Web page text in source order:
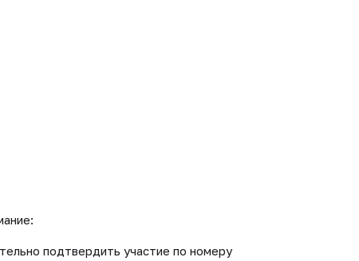
подтвердить участие по номеру